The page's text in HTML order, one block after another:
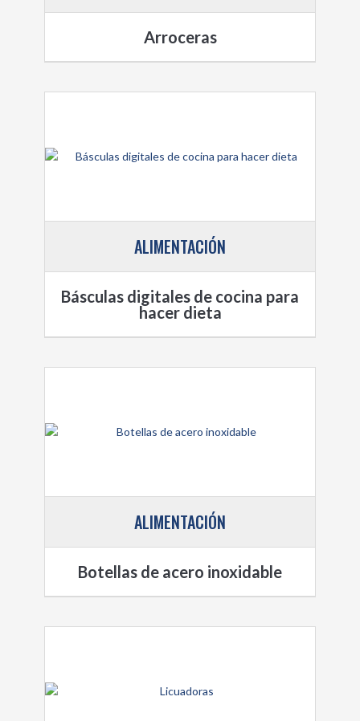
Arroceras
ALIMENTACIÓN
Básculas digitales de cocina para
hacer dieta
ALIMENTACIÓN
Botellas de acero inoxidable